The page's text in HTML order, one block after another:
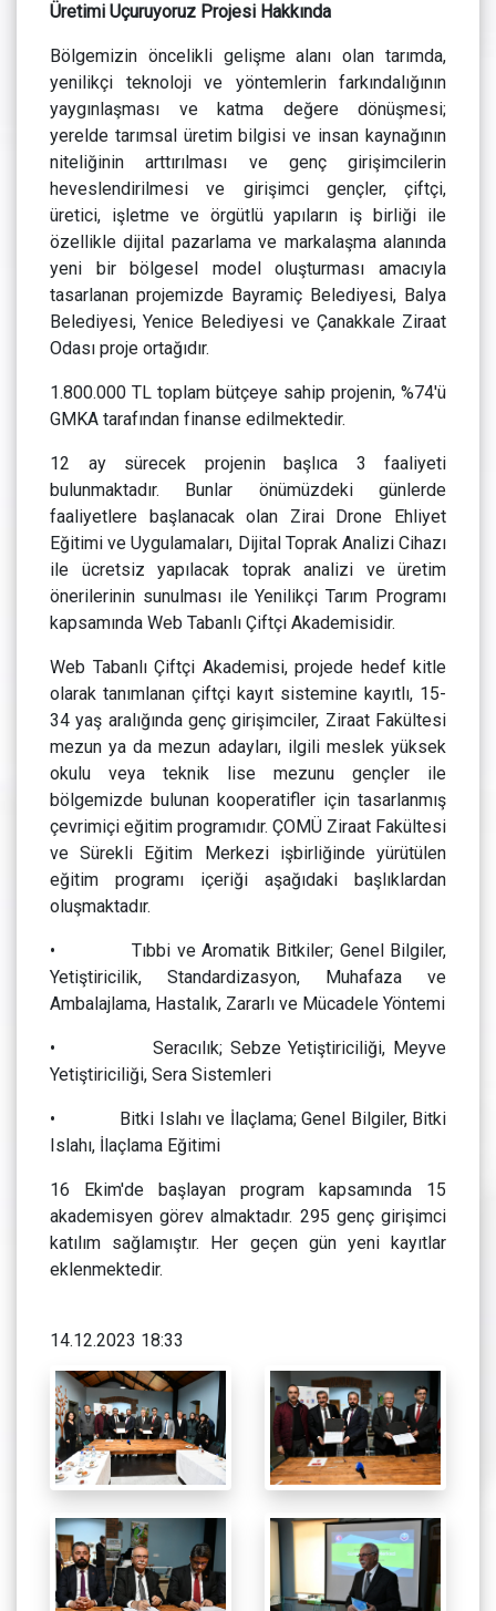
Üretimi Uçuruyoruz Projesi Hakkında
Bölgemizin öncelikli gelişme alanı olan tarımda,
yenilikçi teknoloji ve yöntemlerin farkındalığının
yaygınlaşması ve katma değere dönüşmesi;
yerelde tarımsal üretim bilgisi ve insan kaynağının
niteliğinin arttırılması ve genç girişimcilerin
heveslendirilmesi ve girişimci gençler, çiftçi,
üretici, işletme ve örgütlü yapıların iş birliği ile
özellikle dijital pazarlama ve markalaşma alanında
yeni bir bölgesel model oluşturması amacıyla
tasarlanan projemizde Bayramiç Belediyesi, Balya
Belediyesi, Yenice Belediyesi ve Çanakkale Ziraat
Odası proje ortağıdır.
1.800.000 TL toplam bütçeye sahip projenin, %74'ü
GMKA tarafından finanse edilmektedir.
12 ay sürecek projenin başlıca 3 faaliyeti
bulunmaktadır. Bunlar önümüzdeki günlerde
faaliyetlere başlanacak olan Zirai Drone Ehliyet
Eğitimi ve Uygulamaları, Dijital Toprak Analizi Cihazı
ile ücretsiz yapılacak toprak analizi ve üretim
önerilerinin sunulması ile Yenilikçi Tarım Programı
kapsamında Web Tabanlı Çiftçi Akademisidir.
Web Tabanlı Çiftçi Akademisi, projede hedef kitle
olarak tanımlanan çiftçi kayıt sistemine kayıtlı, 15-
34 yaş aralığında genç girişimciler, Ziraat Fakültesi
mezun ya da mezun adayları, ilgili meslek yüksek
okulu veya teknik lise mezunu gençler ile
bölgemizde bulunan kooperatifler için tasarlanmış
çevrimiçi eğitim programıdır. ÇOMÜ Ziraat Fakültesi
ve Sürekli Eğitim Merkezi işbirliğinde yürütülen
eğitim programı içeriği aşağıdaki başlıklardan
oluşmaktadır.
• Tıbbi ve Aromatik Bitkiler; Genel Bilgiler,
Yetiştiricilik, Standardizasyon, Muhafaza ve
Ambalajlama, Hastalık, Zararlı ve Mücadele Yöntemi
• Seracılık; Sebze Yetiştiriciliği, Meyve
Yetiştiriciliği, Sera Sistemleri
• Bitki Islahı ve İlaçlama; Genel Bilgiler, Bitki
Islahı, İlaçlama Eğitimi
16 Ekim'de başlayan program kapsamında 15
akademisyen görev almaktadır. 295 genç girişimci
katılım sağlamıştır. Her geçen gün yeni kayıtlar
eklenmektedir.
14.12.2023 18:33